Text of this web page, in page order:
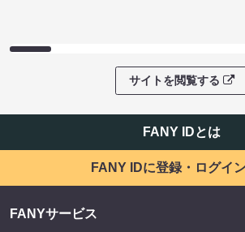
サイトを閲覧する
FANY IDとは
FANY IDに登録・ログイ
FANYサービス